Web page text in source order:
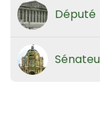
Député